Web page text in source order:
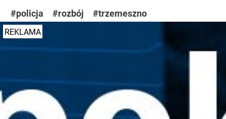
#policja #rozbój #trzemeszno
REKLAMA